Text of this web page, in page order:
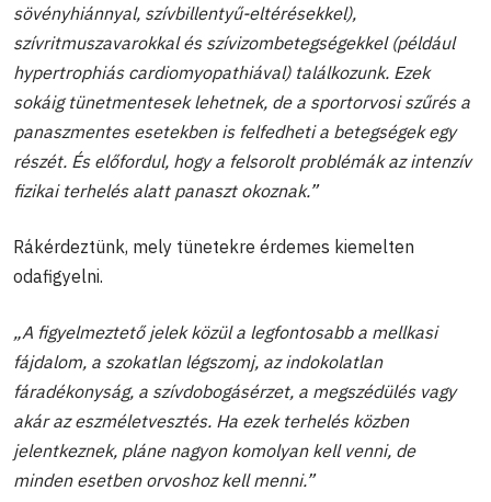
sövényhiánnyal, szívbillentyű-eltérésekkel),
szívritmuszavarokkal és szívizombetegségekkel (például
hypertrophiás cardiomyopathiával) találkozunk. Ezek
sokáig tünetmentesek lehetnek, de a sportorvosi szűrés a
panaszmentes esetekben is felfedheti a betegségek egy
részét. És előfordul, hogy a felsorolt problémák az intenzív
fizikai terhelés alatt panaszt okoznak.”
Rákérdeztünk, mely tünetekre érdemes kiemelten
odafigyelni.
„A figyelmeztető jelek közül a legfontosabb a mellkasi
fájdalom, a szokatlan légszomj, az indokolatlan
fáradékonyság, a szívdobogásérzet, a megszédülés vagy
akár az eszméletvesztés. Ha ezek terhelés közben
jelentkeznek, pláne nagyon komolyan kell venni, de
minden esetben orvoshoz kell menni.”